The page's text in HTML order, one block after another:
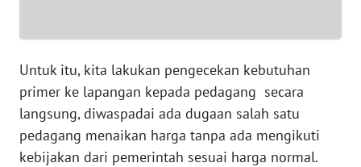
Untuk itu, kita lakukan pengecekan kebutuhan
primer ke lapangan kepada pedagang secara
langsung, diwaspadai ada dugaan salah satu
pedagang menaikan harga tanpa ada mengikuti
kebijakan dari pemerintah sesuai harga normal.
WN
RIAU
WN
SERAMBI